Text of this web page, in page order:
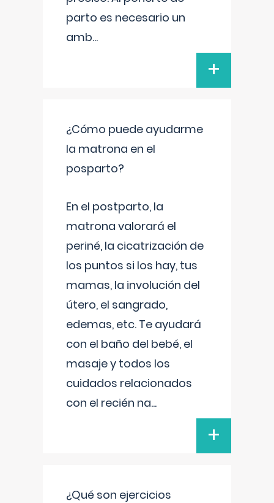
parto es necesario un
amb...
+
¿Cómo puede ayudarme
la matrona en el
posparto?
En el postparto, la
matrona valorará el
periné, la cicatrización de
los puntos si los hay, tus
mamas, la involución del
útero, el sangrado,
edemas, etc. Te ayudará
con el baño del bebé, el
masaje y todos los
cuidados relacionados
con el recién na...
+
¿Qué son ejercicios